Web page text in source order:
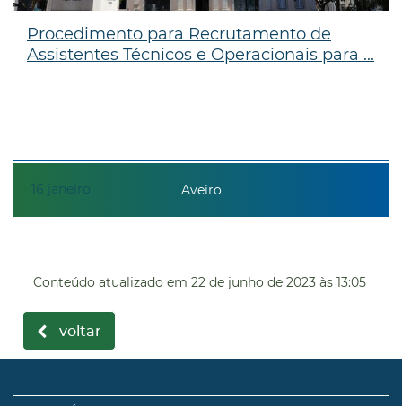
16 janeiro
Procedimento para Recrutamento de
Assistentes Técnicos e Operacionais para ...
Aveiro
Conteúdo atualizado em 22 de junho de 2023 às 13:05
voltar